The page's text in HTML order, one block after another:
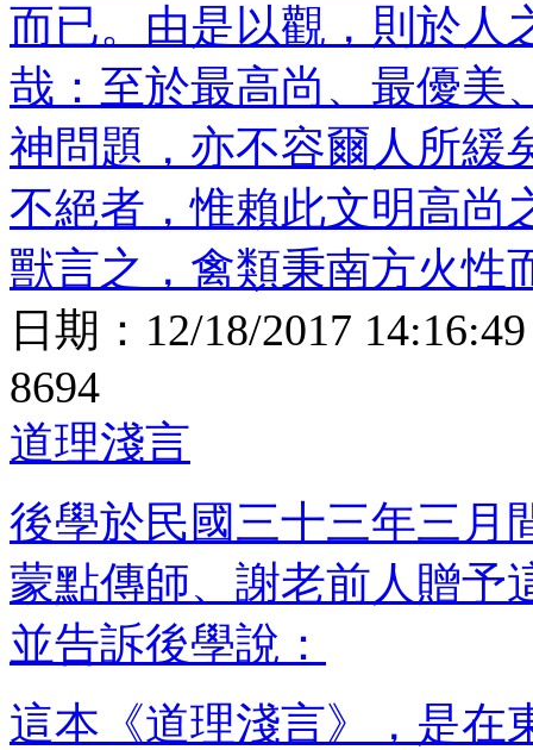
而已。由是以觀，則於人
哉：至於最高尚、最優美
神問題，亦不容爾人所緩
不絕者，惟賴此文明高尚
獸言之，禽類秉南方火性
日期： 12/18/2017 14:16:49
8694
道理淺言
後學於民國三十三年三月
蒙點傳師、謝老前人贈予
並告訴後學說：
這本《道理淺言》，是在